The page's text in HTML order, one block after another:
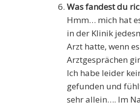
Was fandest du
Hmm… mich hat
in der Klinik
Arzt hatte, wenn
Arztgesprächen
Ich habe leider
gefunden und
sehr allein…. Im